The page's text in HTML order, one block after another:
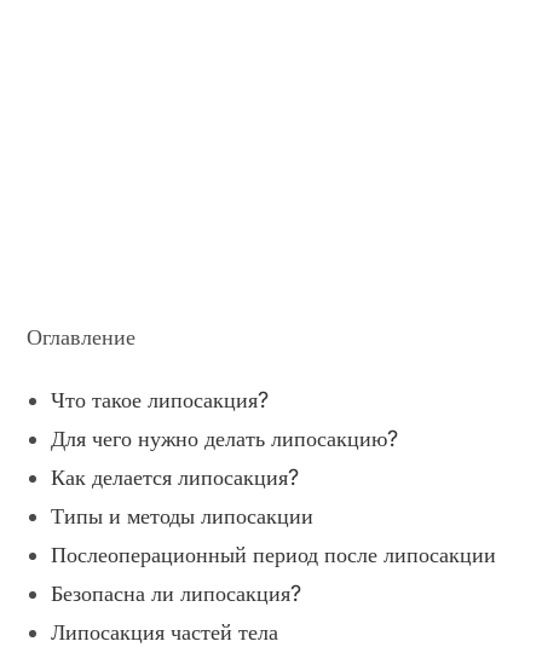
Оглавление
Что такое липосакция?
Для чего нужно делать липосакцию?
Как делается липосакция?
Типы и методы липосакции
Послеоперационный период после липосакции
Безопасна ли липосакция?
Липосакция частей тела